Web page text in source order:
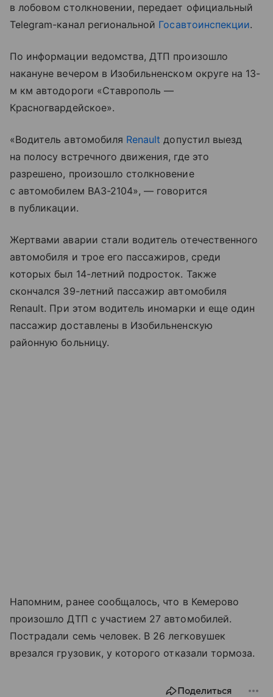
в лобовом столкновении, передает официальный
Telegram-канал региональной Госавтоинспекции.
По информации ведомства, ДТП произошло
накануне вечером в Изобильненском округе на 13-
м км автодороги «Ставрополь —
Красногвардейское».
«Водитель автомобиля Renault допустил выезд
на полосу встречного движения, где это
разрешено, произошло столкновение
с автомобилем ВАЗ-2104», — говорится
в публикации.
Жертвами аварии стали водитель отечественного
автомобиля и трое его пассажиров, среди
которых был 14-летний подросток. Также
скончался 39-летний пассажир автомобиля
Renault. При этом водитель иномарки и еще один
пассажир доставлены в Изобильненскую
районную больницу.
Напомним, ранее сообщалось, что в Кемерово
произошло ДТП с участием 27 автомобилей.
Пострадали семь человек. В 26 легковушек
врезался грузовик, у которого отказали тормоза.
Поделиться